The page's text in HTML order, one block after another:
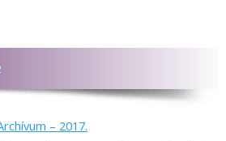
– 2017.